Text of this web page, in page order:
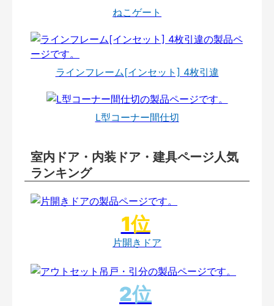
ねこゲート
ラインフレーム[インセット] 4枚引違
L型コーナー間仕切
室内ドア・内装ドア・建具ページ人気
ランキング
片開きドア